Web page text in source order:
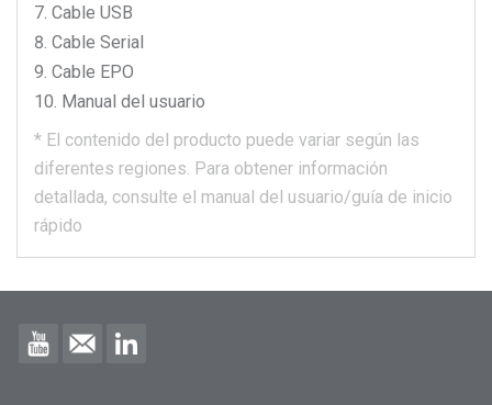
Cable USB
Cable Serial
Cable EPO
Manual del usuario
* El contenido del producto puede variar según las
diferentes regiones. Para obtener información
detallada, consulte el manual del usuario/guía de inicio
rápido